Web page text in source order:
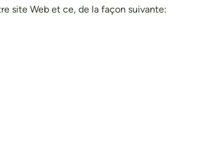
site Web et ce, de la façon suivante: